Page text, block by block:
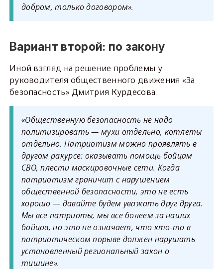
добром, только договором».
Вариант второй: по закону
Иной взгляд на решение проблемы у
руководителя общественного движения «За
безопасность» Дмитрия Курдесова:
«Общественную безопасность не надо
политизировать — мухи отдельно, котлеты
отдельно. Патриотизм можно проявлять в
другом ракурсе: оказывать помощь бойцам
СВО, плести маскировочные сети. Когда
патриотизм граничит с нарушением
общественной безопасности, это не есть
хорошо — давайте будем уважать друг друга.
Мы все патриоты, мы все болеем за наших
бойцов, но это не означает, что кто-то в
патриотическом порыве должен нарушать
установленный региональный закон о
тишине».